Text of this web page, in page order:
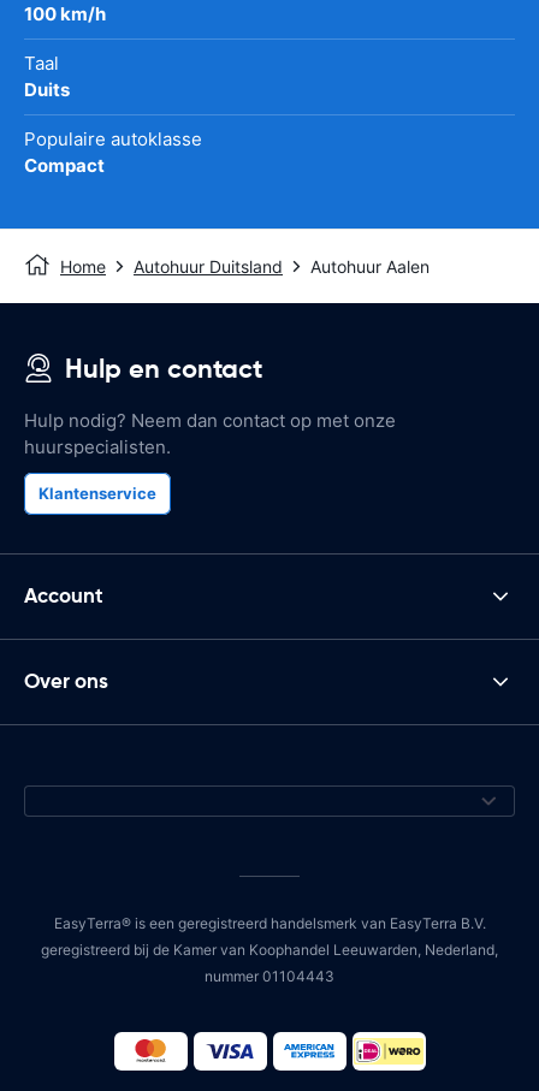
100 km/h
Taal
Duits
Populaire autoklasse
Compact
Home Autohuur Duitsland Autohuur Aalen
Hulp en contact
Hulp nodig? Neem dan contact op met onze
huurspecialisten.
Klantenservice
Account
Over ons
EasyTerra® is een geregistreerd handelsmerk van EasyTerra B.V.
geregistreerd bij de Kamer van Koophandel Leeuwarden, Nederland,
nummer 01104443